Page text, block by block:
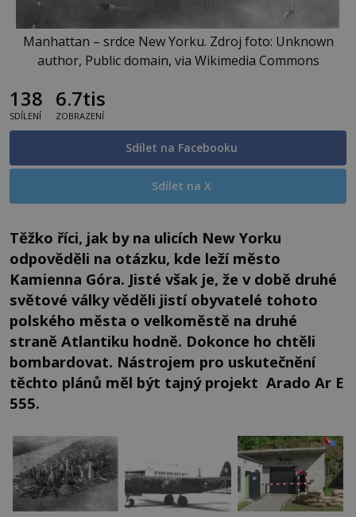
Manhattan – srdce New Yorku. Zdroj foto: Unknown
author, Public domain, via Wikimedia Commons
138
SDÍLENÍ
6.7tis
ZOBRAZENÍ
Sdílet na Facebooku
Sdílet na X
Těžko říci, jak by na ulicích New Yorku
odpověděli na otázku, kde leží město
Kamienna Góra. Jisté však je, že v době druhé
světové války věděli jistí obyvatelé tohoto
polského města o velkoměstě na druhé
straně Atlantiku hodně. Dokonce ho chtěli
bombardovat. Nástrojem pro uskutečnění
těchto plánů měl být tajný projekt Arado Ar E
555.